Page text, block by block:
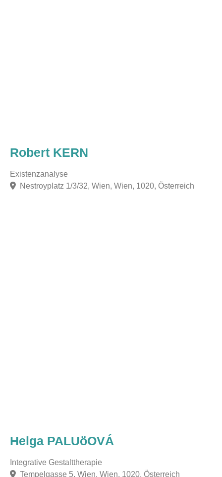
Robert KERN
Existenzanalyse
Nestroyplatz 1/3/32, Wien, Wien, 1020, Österreich
Helga PALUöOVÁ
Integrative Gestalttherapie
Tempelgasse 5, Wien, Wien, 1020, Österreich